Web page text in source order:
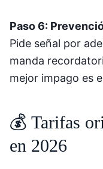
Paso 6:
Pide señal por
manda
mejor impago es
💰 Tarifas
en 2026